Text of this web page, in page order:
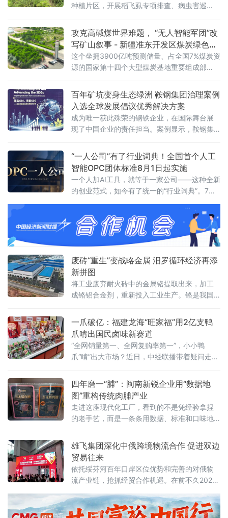
种植片区，开展稻飞虱专项排查、病虫害巡
行动，将风控关口前移，变灾后被动理赔为灾
前主动防控，全力守护农户种粮收益。 在田间
地头，工作
攻克高碱煤世界难题， “无人智能军团”改
写矿山叙事 - 新疆准东开发区煤炭绿色智
能转型驶入深水区
这个坐拥3900亿吨预测储量、占全国7%煤炭资
源的国家第十四个大型煤炭基地重要组成部
脖子”难题到加快无人矿卡规模化落地，在“十五
五”开局之年交出一份绿色化、智能化转型的硬
核答卷。
百年矿坑变身生态绿洲 鞍钢集团治理案例
入选全球发展倡议优秀解决方案
成为唯一获此殊荣的钢铁企业，在国际舞台展
现了中国企业的责任担当。案例显示，鞍钢集
“一人公司”有了行业词典！全国首个人工
智能OPC团体标准8月1日起实施
一个人加AI工具，就等于一家公司——这种全新
的创业范式，如今有了统一的“行业词典”。7月3
经济与智慧城市促进会牵头，联合杭州市上城
区科技经信局、阿里云等14家单位共同编制的
《人工智能OPC术语》团体标准正式发布，将
于8月1日起实施。这是国内首个聚焦人工智能
OPC（One Person Company，一人公司）领
域的术语类标
废砖“重生”变战略金属 汨罗循环经济再添
新拼图
将工业废弃耐火砖中的金属铬提取出来，加工
成铬铝合金剂，重新投入工业生产。铬是我国
不足0.1%，九成以上依赖进口。锘锋新材料的
技术团队另辟蹊径，将目光投向长期被忽视
的“城市矿山”——废耐火砖
一爪破亿：福建龙海“旺家福”用2亿支鸭
爪啃出国民卤味新赛道
“全网销量第一、全网复购率第一”，小小鸭
爪“啃”出大市场？近日，中经联播带着疑问走进
有厂区、5.8万平方米现代化车间智能高效，全
自动生产线有序作业，标准化生产保障产品品
质稳定可靠。据了解，全家福集团创立于2004
年，深耕食品行业二十余年，从单一肉制品加
工，发展为肉制品、烘焙馅料多元经营，已形
四年磨一“脯”：闽南新锐企业用“数据地
图”重构传统肉脯产业
走进这座现代化工厂，看到的不是凭经验拿捏
的老手艺，而是一条条用数据、标准和口味地
道道可量化、可追溯的工序：原料肉验收、低
温滚揉腌制、自动化摊筛、精准温控烘烤、洁
净内包装
雄飞集团深化中俄跨境物流合作 促进双边
贸易往来
依托绥芬河百年口岸区位优势和完善的对俄物
流产业链，抢抓经贸合作机遇。在前不久2026
成功签署了战略合作协议，为深化中俄跨境物
流合作、促进双边贸易往来积蓄新力量。